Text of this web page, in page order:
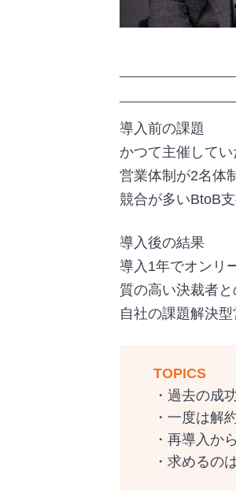
導入前の課題
かつて主催して
営業体制が2名体
競合が多いBtoB
導入後の結果
導入1年でオンリ
質の高い決裁者
自社の課題解決
TOPICS
・過去の成
・一度は解
・再導入か
・求めるの